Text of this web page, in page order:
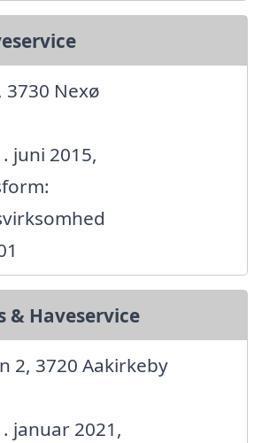
3730 Nexø
juni 2015,
& Haveservice
2, 3720 Aakirkeby
januar 2021,